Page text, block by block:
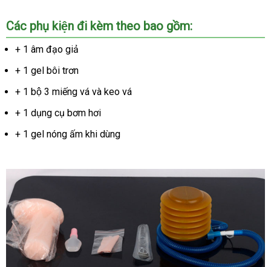
Các phụ kiện đi kèm theo bao gồm:
+ 1 âm đạo giả
+ 1 gel bôi trơn
+ 1 bộ 3 miếng vá và keo vá
+ 1 dụng cụ bơm hơi
+ 1 gel nóng ấm khi dùng